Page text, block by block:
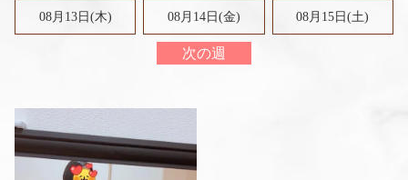
08月13日(木) 08月14日(金) 08月15日(土)
次の週